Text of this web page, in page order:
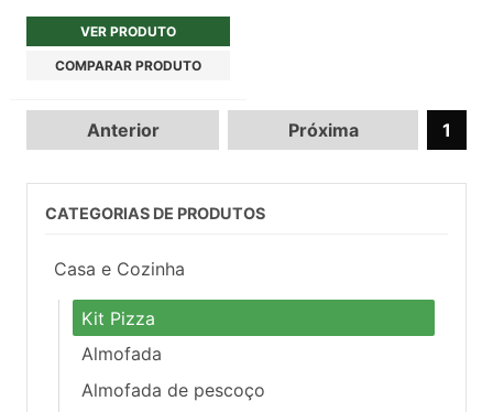
VER PRODUTO
COMPARAR PRODUTO
Anterior Próxima 1
CATEGORIAS DE PRODUTOS
Casa e Cozinha
Kit Pizza
Almofada
Almofada de pescoço